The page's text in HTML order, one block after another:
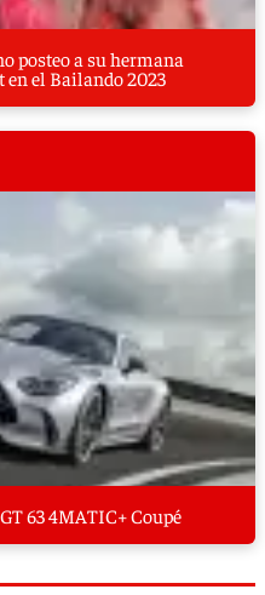
posteo a su hermana
en el Bailando 2023
63 4MATIC+ Coupé